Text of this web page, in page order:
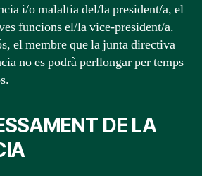
i/o malaltia del/la president/a, el
funcions el/la vice-president/a.
el membre que la junta directiva
no es podrà perllongar per temps
DE LA